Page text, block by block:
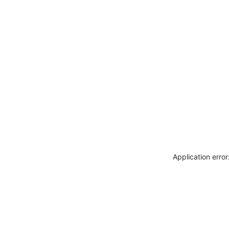
Application